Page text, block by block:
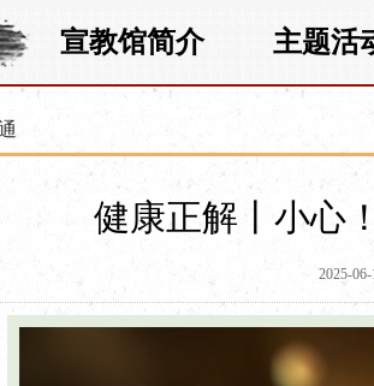
宣教馆简介 主题活
健康正解丨小心
2025-